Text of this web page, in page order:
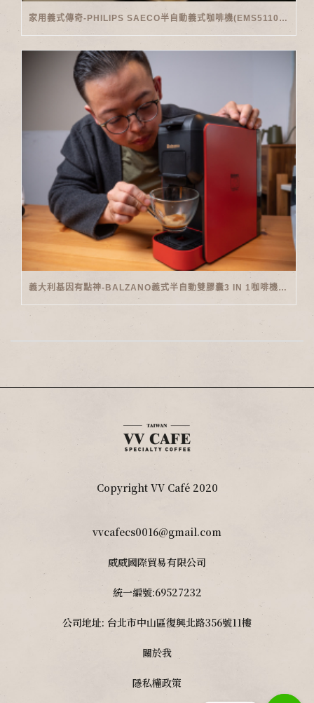
家用義式傳奇-PHILIPS SAECO半自動義式咖啡機(EMS5110)開箱
義大利基因有點神-BALZANO義式半自動雙膠囊3 IN 1咖啡機開箱
Copyright VV Café 2020
vvcafecs0016@gmail.com
威威國際貿易有限公司
統一編號:69527232
公司地址: 台北市中山區復興北路356號11樓
關於我
隱私權政策